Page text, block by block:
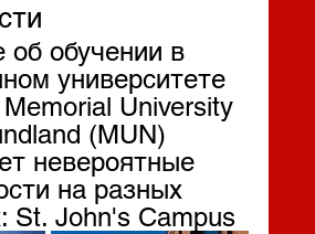
об обучении в
университете
University
(MUN)
невероятные
на разных
St. John's Campus